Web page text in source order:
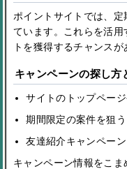
ポイントサイトでは、
ています。これらを活
トを獲得するチャンスが
キャンペーンの探し方
サイトのトップペー
期間限定の案件を狙う
友達紹介キャンペー
キャンペーン情報をこ